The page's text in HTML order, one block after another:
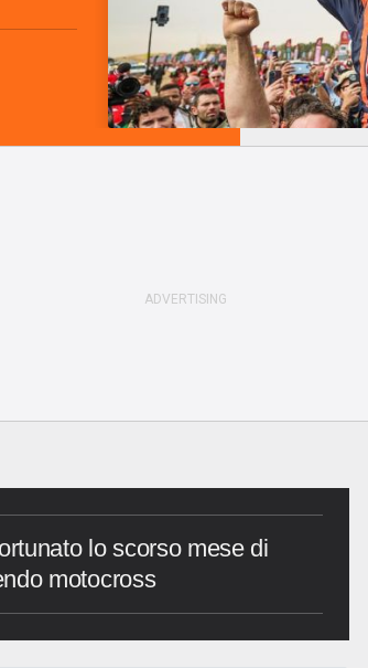
lo scorso mese di
motocross